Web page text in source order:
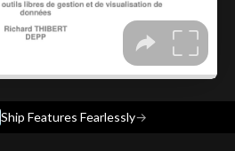
Ship Features Fearlessly→